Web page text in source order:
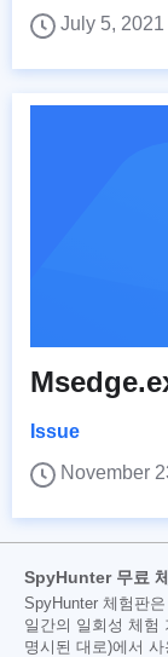
July 5, 2021
Issue
November
SpyHunter 무료
SpyHunter 체험판
일간의 일회성 체험
명시된 대로)에서